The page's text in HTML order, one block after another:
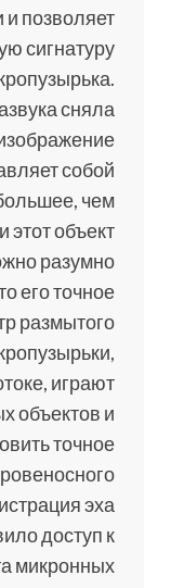
позволяет
сигнатуру
сняла
собой
чем
этот объект
разумно
его точное
размытого
играют
объектов и
точное
эха
доступ к
микронных